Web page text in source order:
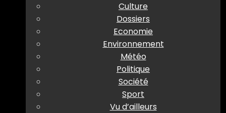
Culture
Dossiers
Economie
Environnement
Météo
Politique
Société
Sport
Vu d’ailleurs